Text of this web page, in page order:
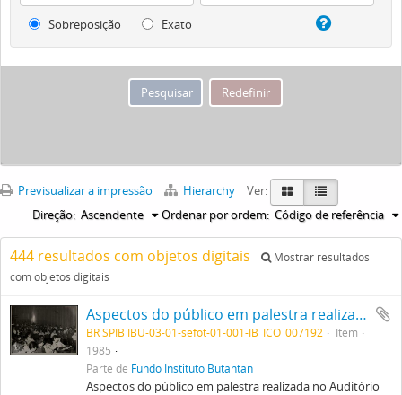
Sobreposição Exato
Previsualizar a impressão Hierarchy
Ver:
Ordenar por ordem: Código de referência
Direção: Ascendente
444 resultados com objetos digitais
Mostrar resultados
com objetos digitais
Aspectos do público em palestra realizada no Auditório do Museu Biológico. Estudantes
BR SPIB IBU-03-01-sefot-01-001-IB_ICO_007192
Item
1985
Parte de Fundo Instituto Butantan
Aspectos do público em palestra realizada no Auditório